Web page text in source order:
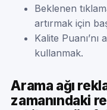
Beklenen
artırmak için
Kalite
kullanmak.
Arama ağı
zamanındaki